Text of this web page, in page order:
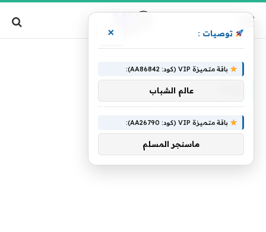
توصيات : ×
باقة متميزة VIP (كود: AA86842):
عالم الشباب
باقة متميزة VIP (كود: AA26790):
ماسنجر المسلم